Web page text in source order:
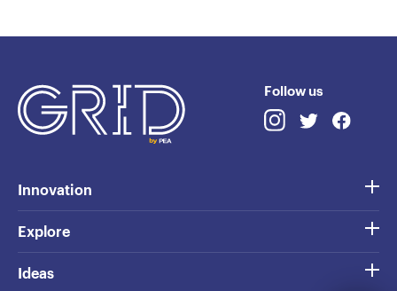
Follow us
Innovation
Explore
Ideas